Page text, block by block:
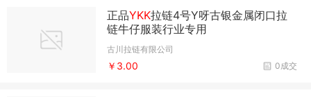
正品YKK拉链4号Y呀古银金属闭口拉
链牛仔服装行业专用
古川拉链有限公司
0成交
￥3.00